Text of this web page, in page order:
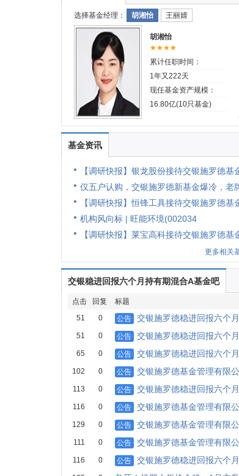
选择基金经理： 胡湘怡 王丽婧
胡湘怡
★★★★
累计任职时间：
1年又222天
现任基金资产规模：
16.80亿(10只基金)
基金资讯
【调研快报】银龙股份接待交银施罗德基
仅五户认购，交银施罗德新基金爆冷，老
【调研快报】恒锋工具接待交银施罗德基
机构风向标 | 旺能环境(002034
【调研快报】莱宝高科接待交银施罗德基
更多相关
交银稳进回报六个月持有期混合A基金吧
点击 回复 标题
51
0 公告 交银施罗德稳进回报六个
51 0 公告 交银施罗德稳进回报六个
65 0 公告 交银施罗德稳进回报六个
102 0 公告 交银施罗德基金管理有限
113 0 公告 交银施罗德稳进回报六个
116 0 公告 交银施罗德基金管理有限
129 0 公告 交银施罗德基金管理有限
111 0 公告 交银施罗德基金管理有限
116 0 公告 交银施罗德稳进回报六个